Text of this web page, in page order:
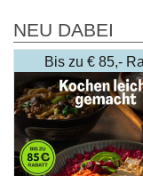
NEU DABEI
Bis zu € 85,-